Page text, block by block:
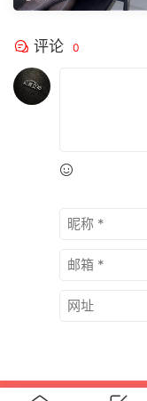
评论 0